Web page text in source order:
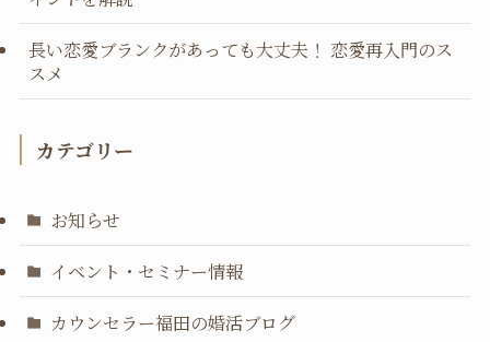
長い恋愛ブランクがあっても大丈夫！ 恋愛再入門のス
スメ
カテゴリー
お知らせ
イベント・セミナー情報
カウンセラー福田の婚活ブログ